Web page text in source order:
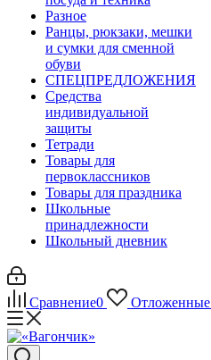
Разное
Ранцы, рюкзаки, мешки
и сумки для сменной
обуви
СПЕЦПРЕДЛОЖЕНИЯ
Средства
индивидуальной
защиты
Тетради
Товары для
первоклассников
Товары для праздника
Школьные
принадлежности
Школьный дневник
Сравнение0 Отложенные